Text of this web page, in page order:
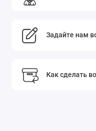
Задайте нам
Как сделать